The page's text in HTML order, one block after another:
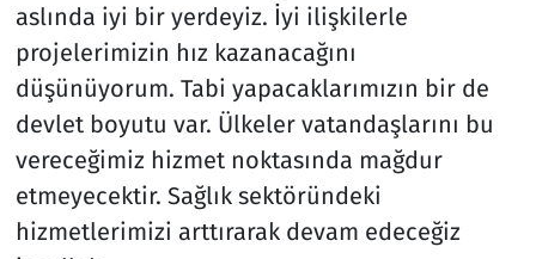
aslında iyi bir yerdeyiz. İyi ilişkilerle
projelerimizin hız kazanacağını
düşünüyorum. Tabi yapacaklarımızın bir de
devlet boyutu var. Ülkeler vatandaşlarını bu
vereceğimiz hizmet noktasında mağdur
etmeyecektir. Sağlık sektöründeki
hizmetlerimizi arttırarak devam edeceğiz